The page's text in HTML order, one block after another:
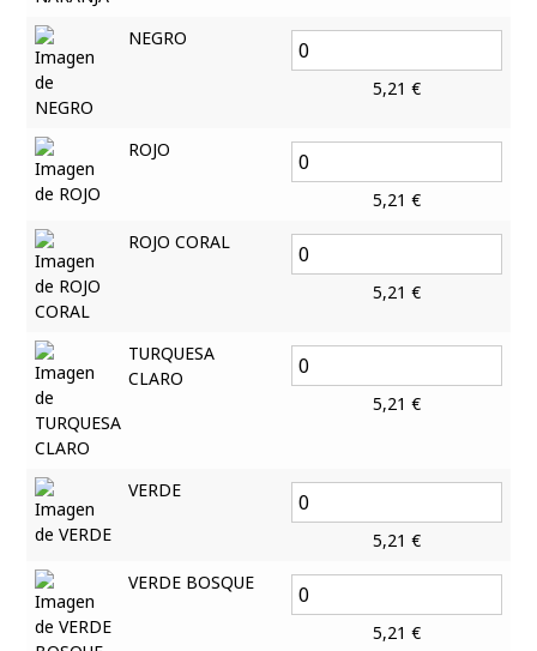
NEGRO
5,21 €
ROJO
5,21 €
ROJO CORAL
5,21 €
TURQUESA
CLARO
5,21 €
VERDE
5,21 €
VERDE BOSQUE
5,21 €